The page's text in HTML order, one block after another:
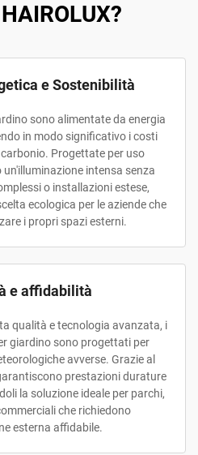
e Sostenibilità
sono alimentate da energia
in modo significativo i costi
Progettate per uso
intensa senza
o installazioni estese,
ecologica per le aziende che
i propri spazi esterni.
e affidabilità
qualità e tecnologia avanzata, i
giardino sono progettati per
avverse. Grazie al
prestazioni durature
la soluzione ideale per parchi,
che richiedono
esterna affidabile.